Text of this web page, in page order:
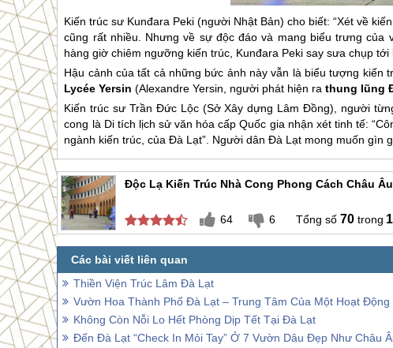
Kiến trúc sư Kunđara Peki (người Nhật Bản) cho biết: “Xét về
cũng rất nhiều. Nhưng về sự độc đáo và mang biểu trưng của
hàng giờ chiêm ngưỡng kiến trúc, Kunđara Peki say sưa chụp
Hậu cảnh của tất cả những bức ảnh này vẫn là biểu tượng kiến
Lycée Yersin (Alexandre Yersin, người phát hiện ra thung lũng
Kiến trúc sư Trần Đức Lộc (Sở Xây dựng Lâm Đồng), người
cong là Di tích lịch sử văn hóa cấp Quốc gia nhận xét tinh tế:
ngành kiến trúc, củaĐà Lạt”. Người dânĐà Lạt mong muốn gìn
Độc Lạ Kiến Trúc Nhà Cong Phong Cách Châu
64 6 70
Thiền Viện Trúc Lâm Đà Lạt
Vườn Hoa Thành Phố Đà Lạt – Trung Tâm Của Một Hoạt Động
Không Còn Nỗi Lo Hết Phòng Dịp Tết Tại Đà Lạt
Đến Đà Lạt “Check In Mỏi Tay” Ở 7 Vườn Dâu Đẹp Như Châu